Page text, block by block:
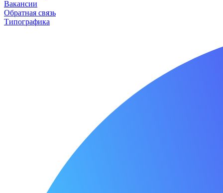
Вакансии
Обратная связь
Типографика